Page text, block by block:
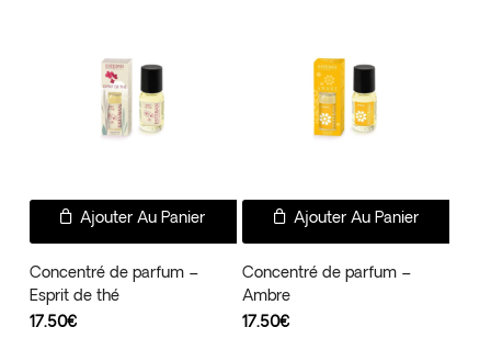
Ajouter Au Panier
Concentré de parfum –
Esprit de thé
17.50€
Ajouter Au Panier
Concentré de parfum –
Ambre
17.50€